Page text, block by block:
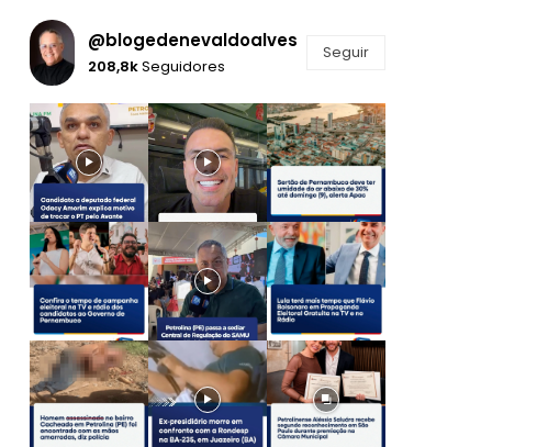
@blogedenevaldoalves
208,8kSeguidores
Seguir